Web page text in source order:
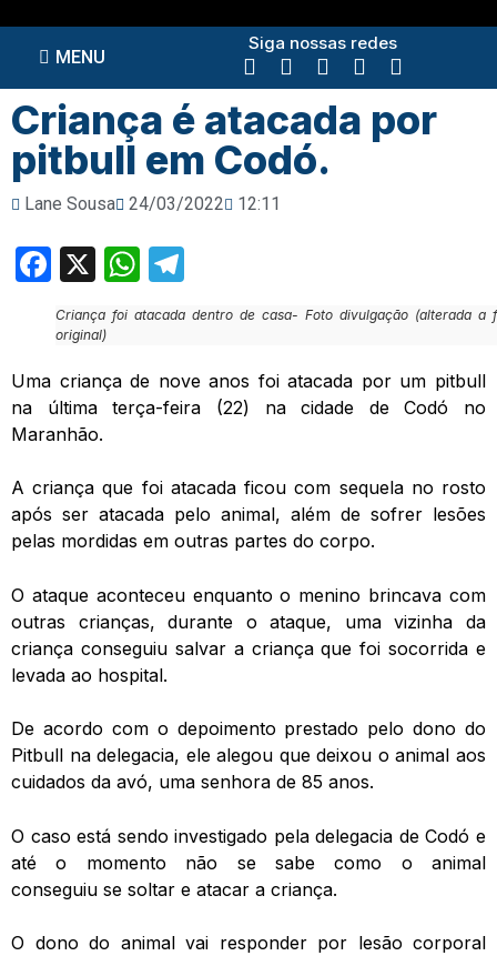
MENU
Siga nossas redes
Criança é atacada por
pitbull em Codó.
Lane Sousa 24/03/2022 12:11
Facebook
X WhatsApp
Criança foi atacada dentro de casa- Foto divulgação (alterada a
original)
Uma criança de nove anos foi atacada por um pitbull
na última terça-feira (22) na cidade de Codó no
Maranhão.
A criança que foi atacada ficou com sequela no rosto
após ser atacada pelo animal, além de sofrer lesões
pelas mordidas em outras partes do corpo.
O ataque aconteceu enquanto o menino brincava com
outras crianças, durante o ataque, uma vizinha da
criança conseguiu salvar a criança que foi socorrida e
levada ao hospital.
De acordo com o depoimento prestado pelo dono do
Pitbull na delegacia, ele alegou que deixou o animal aos
cuidados da avó, uma senhora de 85 anos.
O caso está sendo investigado pela delegacia de Codó e
até o momento não se sabe como o animal
conseguiu se soltar e atacar a criança.
O dono do animal vai responder por lesão corporal